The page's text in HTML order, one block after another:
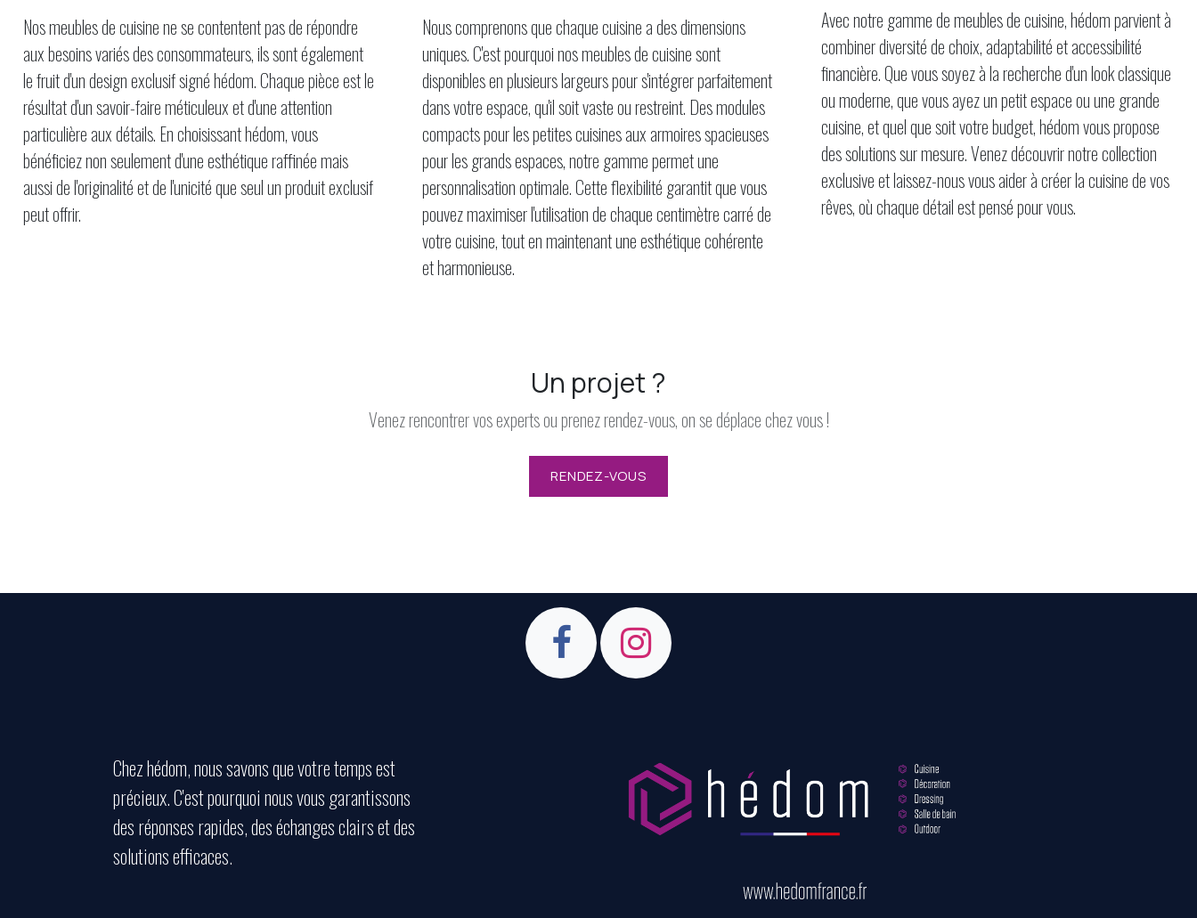
Nous comprenons que chaque cuisine a des dimensions
uniques. C'est pourquoi nos meubles de cuisine sont
disponibles en plusieurs largeurs pour s'intégrer parfaitement
dans votre espace, qu'il soit vaste ou restreint. Des modules
compacts pour les petites cuisines aux armoires spacieuses
pour les grands espaces, notre gamme permet une
personnalisation optimale. Cette flexibilité garantit que vous
pouvez maximiser l'utilisation de chaque centimètre carré de
votre cuisine, tout en maintenant une esthétique cohérente
et harmonieuse.
Avec notre gamme de meubles de cuisine, hédom parvient à
combiner diversité de choix, adaptabilité et accessibilité
financière. Que vous soyez à la recherche d'un look classique
ou moderne, que vous ayez un petit espace ou une grande
cuisine, et quel que soit votre budget, hédom vous propose
des solutions sur mesure. Venez découvrir notre collection
exclusive et laissez-nous vous aider à créer la cuisine de vos
rêves, où chaque détail est pensé pour vous.
Nos meubles de cuisine ne se contentent pas de répondre
aux besoins variés des consommateurs, ils sont également
le fruit d'un design exclusif signé hédom. Chaque pièce est le
résultat d'un savoir-faire méticuleux et d'une attention
particulière aux détails. En choisissant hédom, vous
bénéficiez non seulement d'une esthétique raffinée mais
aussi de l'originalité et de l'unicité que seul un produit exclusif
peut offrir.
Un projet ?
Venez rencontrer vos experts ou prenez rendez-vous, on se déplace chez vous !
RENDEZ-VOUS
Chez hédom, nous savons que votre temps est
précieux. C'est pourquoi nous vous garantissons
des réponses rapides, des échanges clairs et des
solutions efficaces.